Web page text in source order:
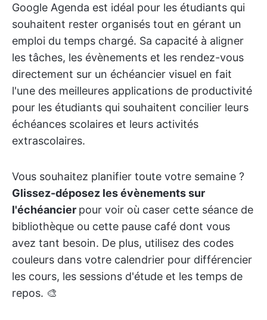
Google Agenda est idéal pour les étudiants qui
souhaitent rester organisés tout en gérant un
emploi du temps chargé. Sa capacité à aligner
les tâches, les évènements et les rendez-vous
directement sur un échéancier visuel en fait
l'une des meilleures applications de productivité
pour les étudiants qui souhaitent concilier leurs
échéances scolaires et leurs activités
extrascolaires.
Vous souhaitez planifier toute votre semaine ?
Glissez-déposez les évènements sur
l'échéancier pour voir où caser cette séance de
bibliothèque ou cette pause café dont vous
avez tant besoin. De plus, utilisez des codes
couleurs dans votre calendrier pour différencier
les cours, les sessions d'étude et les temps de
repos. 🎨